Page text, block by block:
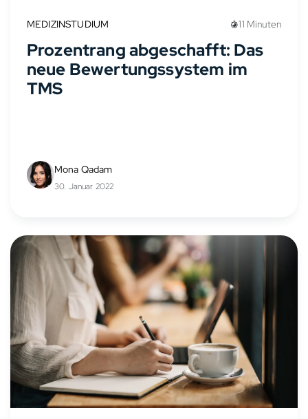
MEDIZINSTUDIUM 11 Minuten
Prozentrang abgeschafft: Das
neue Bewertungssystem im
TMS
Mona Qadam
30. Januar 2022